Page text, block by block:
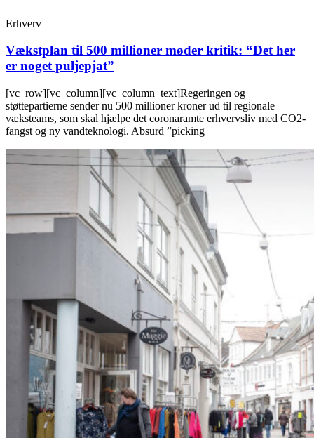
Erhverv
Vækstplan til 500 millioner møder kritik: “Det her
er noget puljepjat”
[vc_row][vc_column][vc_column_text]Regeringen og
støttepartierne sender nu 500 millioner kroner ud til regionale
væksteams, som skal hjælpe det coronaramte erhvervsliv med CO2-
fangst og ny vandteknologi. Absurd ”picking